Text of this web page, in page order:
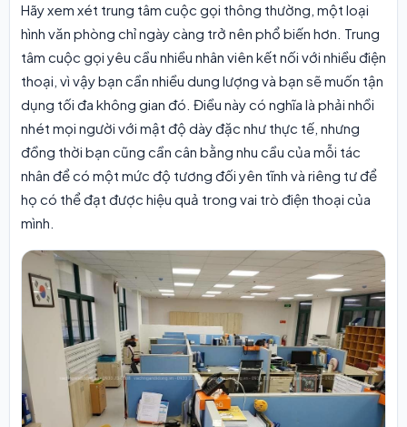
Hãy xem xét trung tâm cuộc gọi thông thường, một loại
hình văn phòng chỉ ngày càng trở nên phổ biến hơn. Trung
tâm cuộc gọi yêu cầu nhiều nhân viên kết nối với nhiều điện
thoại, vì vậy bạn cần nhiều dung lượng và bạn sẽ muốn tận
dụng tối đa không gian đó. Điều này có nghĩa là phải nhồi
nhét mọi người với mật độ dày đặc như thực tế, nhưng
đồng thời bạn cũng cần cân bằng nhu cầu của mỗi tác
nhân để có một mức độ tương đối yên tĩnh và riêng tư để
họ có thể đạt được hiệu quả trong vai trò điện thoại của
mình.